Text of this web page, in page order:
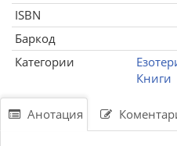
ISBN
Баркод
Категории
Книги
Анотация